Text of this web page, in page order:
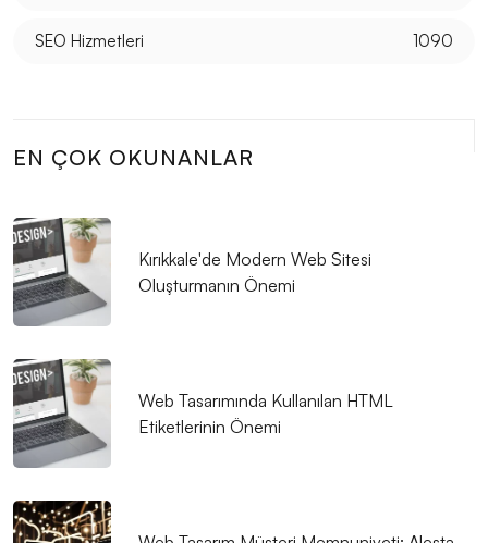
SEO Hizmetleri 1090
EN ÇOK OKUNANLAR
Kırıkkale'de Modern Web Sitesi
Oluşturmanın Önemi
Web Tasarımında Kullanılan HTML
Etiketlerinin Önemi